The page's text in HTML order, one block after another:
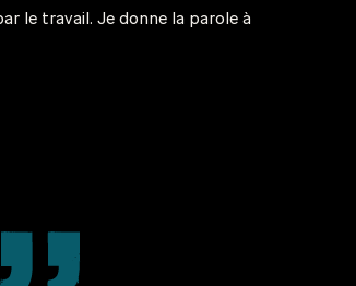
le travail. Je donne la parole à